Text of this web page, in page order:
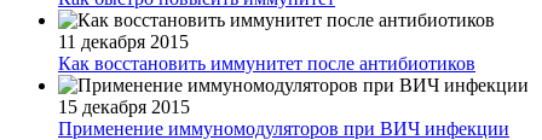
11 декабря 2015
Как восстановить иммунитет после антибиотиков
15 декабря 2015
Применение иммуномодуляторов при ВИЧ инфекции